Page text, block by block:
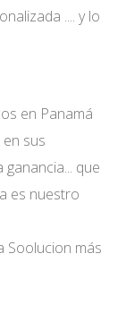
.... y lo
en Panamá
sus
que
es nuestro
Soolucion más